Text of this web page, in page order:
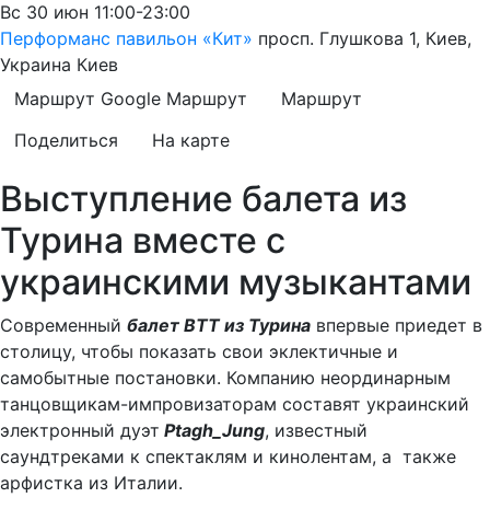
Вс 30 июн 11:00-23:00
Перформанс павильон «Кит» просп. Глушкова 1, Киев,
Украина Киев
Маршрут Google Маршрут
Маршрут
Поделиться
На карте
Выступление балета из
Турина вместе с
украинскими музыкантами
Современный балет BTT из Турина впервые приедет в
столицу, чтобы показать свои эклектичные и
самобытные постановки. Компанию неординарным
танцовщикам-импровизаторам составят украинский
электронный дуэт Ptagh_Jung, известный
саундтреками к спектаклям и кинолентам, а также
арфистка из Италии.